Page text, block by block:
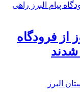
از فرودگاه
شدند